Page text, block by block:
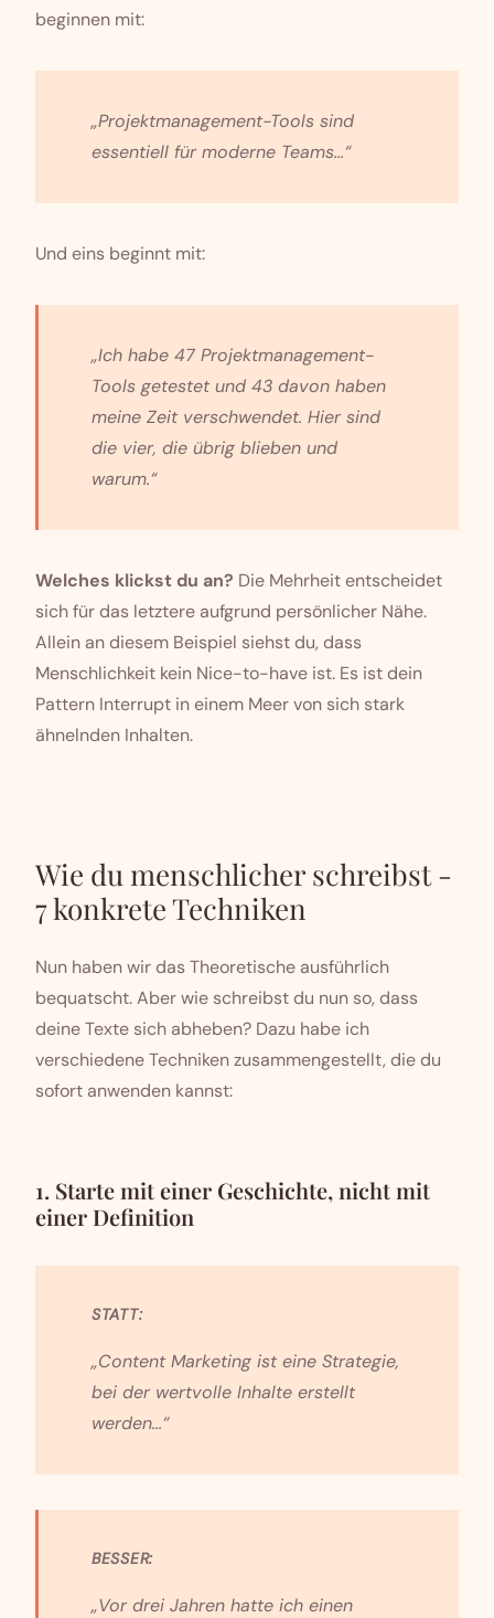
beginnen mit:
„Projektmanagement-Tools sind
essentiell für moderne Teams...“
Und eins beginnt mit:
„Ich habe 47 Projektmanagement-
Tools getestet und 43 davon haben
meine Zeit verschwendet. Hier sind
die vier, die übrig blieben und
warum.“
Welches klickst du an? Die Mehrheit entscheidet
sich für das letztere aufgrund persönlicher Nähe.
Allein an diesem Beispiel siehst du, dass
Menschlichkeit kein Nice-to-have ist. Es ist dein
Pattern Interrupt in einem Meer von sich stark
ähnelnden Inhalten.
Wie du menschlicher schreibst -
7 konkrete Techniken
Nun haben wir das Theoretische ausführlich
bequatscht. Aber wie schreibst du nun so, dass
deine Texte sich abheben? Dazu habe ich
verschiedene Techniken zusammengestellt, die du
sofort anwenden kannst:
1. Starte mit einer Geschichte, nicht mit
einer Definition
STATT:
„Content Marketing ist eine Strategie,
bei der wertvolle Inhalte erstellt
werden...“
BESSER:
„Vor drei Jahren hatte ich einen